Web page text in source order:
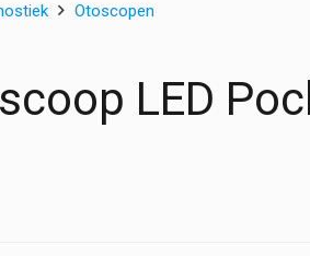
Otoscopen
LED